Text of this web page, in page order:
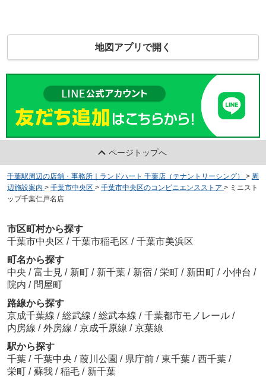
地図アプリで開く
ページトップへ
千葉駅周辺の店舗・事務所｜ランドハート 千葉店（テナントリーシング） > 周
辺施設案内 > 千葉市中央区 > 千葉市中央区のコンビニエンスストア > ミニスト
ップ千葉仁戸名店
市区町村から探す
千葉市中央区 / 千葉市稲毛区 / 千葉市美浜区
町名から探す
中央 / 富士見 / 新町 / 新千葉 / 新宿 / 栄町 / 新田町 / 小仲台 /
院内 / 問屋町
路線から探す
京成千葉線 / 総武線 / 総武本線 / 千葉都市モノレール /
内房線 / 外房線 / 京成千原線 / 京葉線
駅から探す
千葉 / 千葉中央 / 葭川公園 / 県庁前 / 東千葉 / 西千葉 /
栄町 / 蘇我 / 稲毛 / 新千葉